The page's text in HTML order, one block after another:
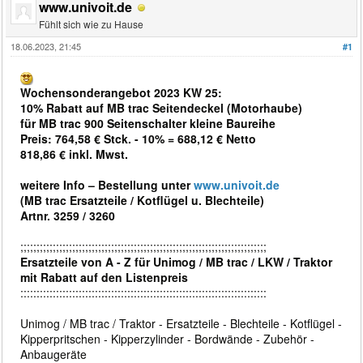
www.univoit.de
Fühlt sich wie zu Hause
#1
18.06.2023, 21:45
Wochensonderangebot 2023 KW 25:
10% Rabatt auf MB trac Seitendeckel (Motorhaube)
für MB trac 900 Seitenschalter kleine Baureihe
Preis: 764,58 € Stck. - 10% = 688,12 € Netto
818,86 € inkl. Mwst.
weitere Info – Bestellung unterwww.univoit.de
(MB trac Ersatzteile / Kotflügel u. Blechteile)
Artnr. 3259 / 3260
;;;;;;;;;;;;;;;;;;;;;;;;;;;;;;;;;;;;;;;;;;;;;;;;;;;;;;;;;;;;;;;;;;;;;;;;;;;;
Ersatzteile von A - Z für Unimog / MB trac / LKW / Traktor
mit Rabatt auf den Listenpreis
::::::::::::::::::::::::::::::::::::::::::::::::::::::::::::::::::::::::::::
Unimog / MB trac / Traktor - Ersatzteile - Blechteile - Kotflügel -
Kipperpritschen - Kipperzylinder - Bordwände - Zubehör -
Anbaugeräte